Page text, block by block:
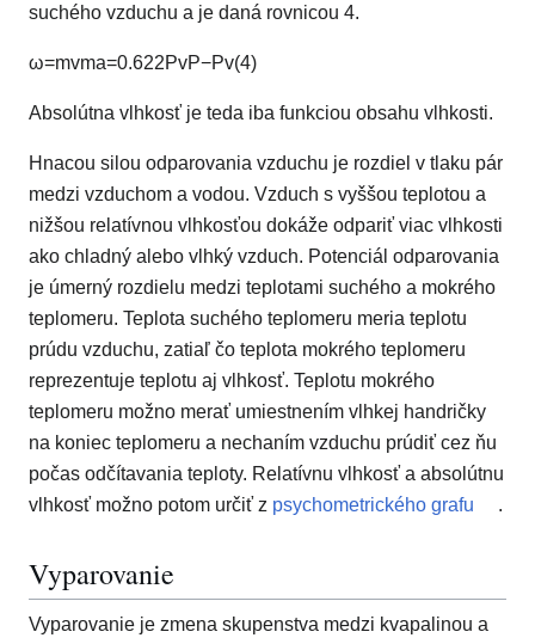
suchého vzduchu a je daná rovnicou 4.
ω=mvma=0.622PvP−Pv(4)
Absolútna vlhkosť je teda iba funkciou obsahu vlhkosti.
Hnacou silou odparovania vzduchu je rozdiel v tlaku pár
medzi vzduchom a vodou. Vzduch s vyššou teplotou a
nižšou relatívnou vlhkosťou dokáže odpariť viac vlhkosti
ako chladný alebo vlhký vzduch. Potenciál odparovania
je úmerný rozdielu medzi teplotami suchého a mokrého
teplomeru. Teplota suchého teplomeru meria teplotu
prúdu vzduchu, zatiaľ čo teplota mokrého teplomeru
reprezentuje teplotu aj vlhkosť. Teplotu mokrého
teplomeru možno merať umiestnením vlhkej handričky
na koniec teplomeru a nechaním vzduchu prúdiť cez ňu
počas odčítavania teploty. Relatívnu vlhkosť a absolútnu
vlhkosť možno potom určiť z psychometrického grafu .
Vyparovanie
Vyparovanie je zmena skupenstva medzi kvapalinou a